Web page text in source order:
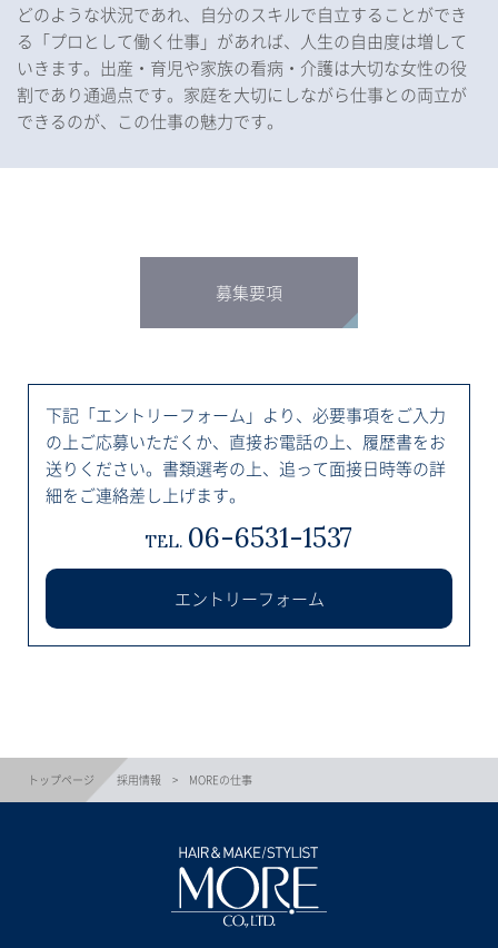
どのような状況であれ、自分のスキルで自立することができ
る「プロとして働く仕事」があれば、人生の自由度は増して
いきます。出産・育児や家族の看病・介護は大切な女性の役
割であり通過点です。家庭を大切にしながら仕事との両立が
できるのが、この仕事の魅力です。
募集要項
下記「エントリーフォーム」より、必要事項をご入力
の上ご応募いただくか、直接お電話の上、履歴書をお
送りください。書類選考の上、追って面接日時等の詳
細をご連絡差し上げます。
TEL. 06-6531-1537
エントリーフォーム
トップページ 採用情報 MOREの仕事